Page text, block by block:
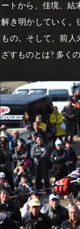
ートから、佳境、結
解き明かしていく。
もの。そして、前
ざすものとは? 多く